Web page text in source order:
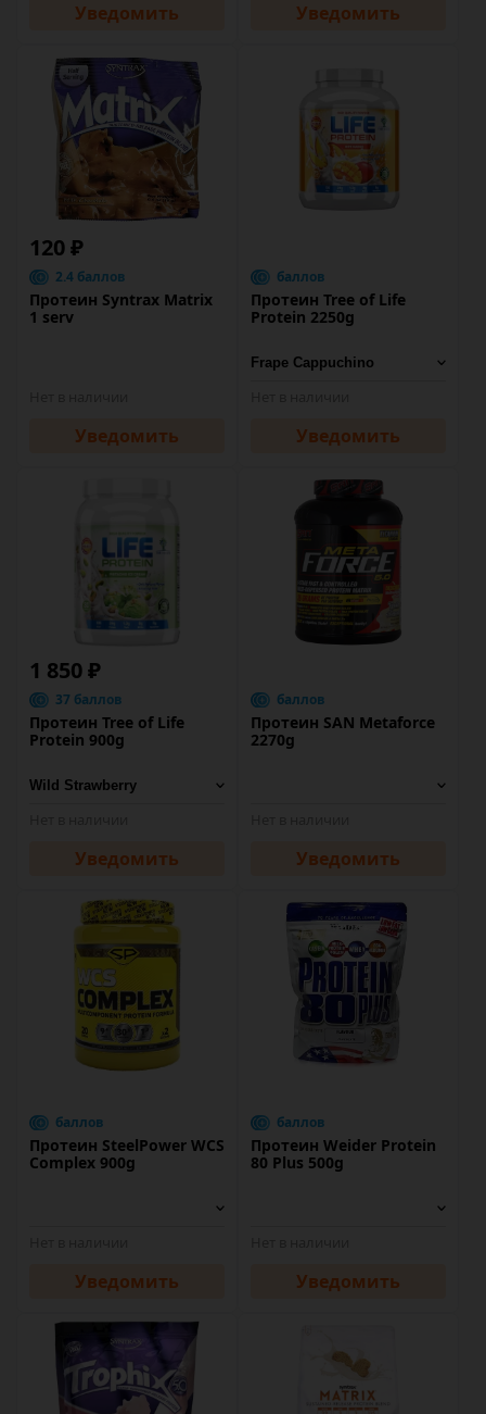
Уведомить Уведомить
120 ₽
2.4 баллов
Протеин Syntrax Matrix
1 serv
Уведомить
баллов
Протеин Tree of Life
Protein 2250g
Уведомить
1 850 ₽
37 баллов
Протеин Tree of Life
Protein 900g
Уведомить
баллов
Протеин SAN Metaforce
2270g
Уведомить
баллов
Протеин SteelPower WCS
Complex 900g
Уведомить
баллов
Протеин Weider Protein
80 Plus 500g
Уведомить